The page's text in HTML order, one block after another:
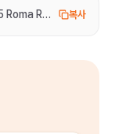
Roma RM, Italy복사